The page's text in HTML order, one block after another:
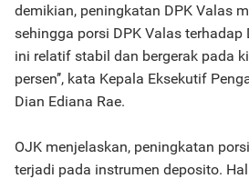
demikian, peningkatan DPK Valas
sehingga porsi DPK Valas
ini relatif stabil dan bergerak pada
persen’’, kata Kepala Eksekutif
Dian Ediana Rae.
OJK menjelaskan, peningkatan
terjadi pada instrumen deposito.